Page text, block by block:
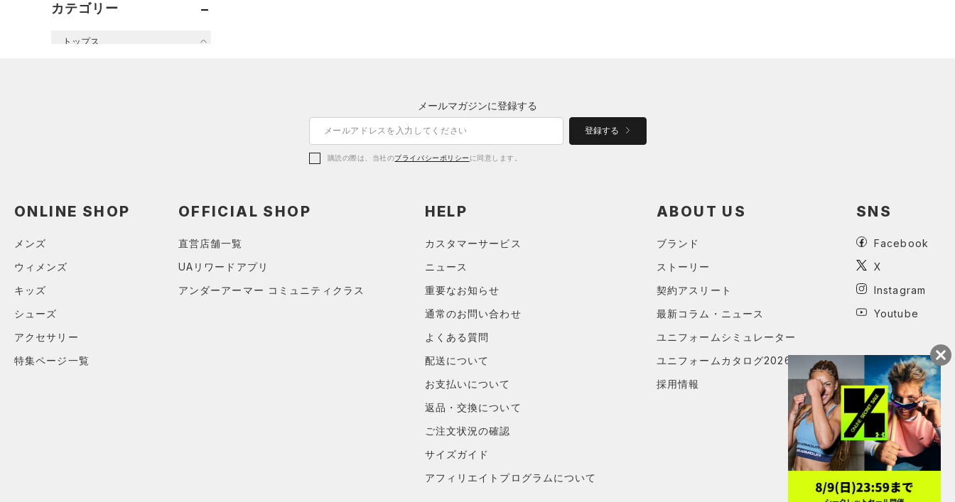
カテゴリー
トップス
パーカー&トレーナー （0）
メールマガジンに登録する
登録する
購読の際は、当社のプライバシーポリシー に同意します。
ONLINE SHOP
メンズ
ウィメンズ
キッズ
シューズ
アクセサリー
特集ページ一覧
OFFICIAL SHOP
直営店舗一覧
UAリワードアプリ
アンダーアーマー コミュニティクラス
HELP
カスタマーサービス
ニュース
重要なお知らせ
通常のお問い合わせ
よくある質問
配送について
お支払いについて
返品・交換について
ご注文状況の確認
サイズガイド
アフィリエイトプログラムについて
ABOUT US
ブランド
ストーリー
契約アスリート
最新コラム・ニュース
ユニフォームシミュレーター
ユニフォームカタログ2026
採用情報
SNS
Facebook
X
Instagram
Youtube